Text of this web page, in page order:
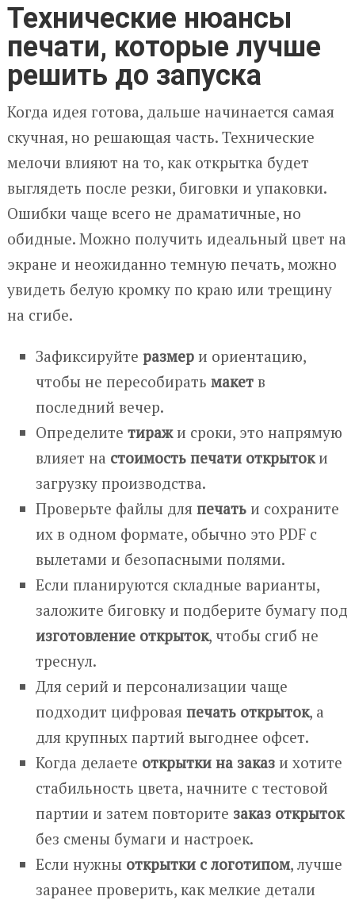
Технические нюансы
печати, которые лучше
решить до запуска
Когда идея готова, дальше начинается самая
скучная, но решающая часть. Технические
мелочи влияют на то, как открытка будет
выглядеть после резки, биговки и упаковки.
Ошибки чаще всего не драматичные, но
обидные. Можно получить идеальный цвет на
экране и неожиданно темную печать, можно
увидеть белую кромку по краю или трещину
на сгибе.
Зафиксируйтеразмер и ориентацию,
чтобы не пересобиратьмакет в
последний вечер.
Определитетиражи сроки, это напрямую
влияет на стоимость печати открытоки
загрузку производства.
Проверьте файлы дляпечать и сохраните
их в одном формате, обычно это PDF с
вылетами и безопасными полями.
Если планируются складные варианты,
заложите биговку и подберите бумагу под
изготовление открыток, чтобы сгиб не
треснул.
Для серий и персонализации чаще
подходит цифроваяпечать открыток, а
для крупных партий выгоднее офсет.
Когда делаете открытки на заказ и хотите
стабильность цвета, начните с тестовой
партии и затем повторитезаказ открыток
без смены бумаги и настроек.
Если нужны открытки с логотипом, лучше
заранее проверить, как мелкие детали